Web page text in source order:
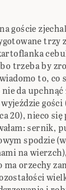
goście
trzy
trzeba by
to, co
da
20), nieco
sernik,
spodzie
na
ma orzechy